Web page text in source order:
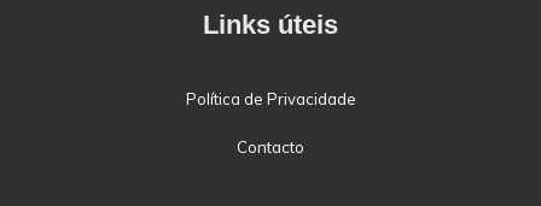
Links úteis
Política de Privacidade
Contacto